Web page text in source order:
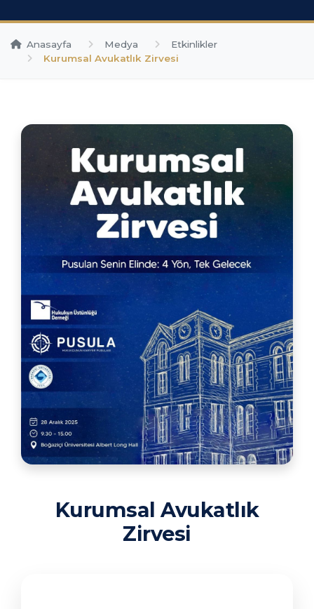
Anasayfa Medya
Etkinlikler
Kurumsal Avukatlık Zirvesi
Kurumsal Avukatlık
Zirvesi